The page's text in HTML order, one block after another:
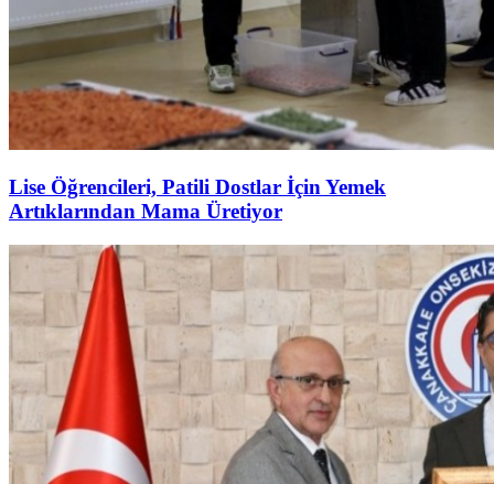
Lise Öğrencileri, Patili Dostlar İçin Yemek
Artıklarından Mama Üretiyor